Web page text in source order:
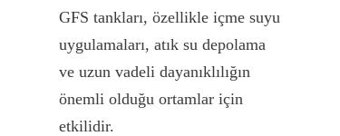
GFS tankları, özellikle içme suyu
uygulamaları, atık su depolama
ve uzun vadeli dayanıklılığın
önemli olduğu ortamlar için
etkilidir.